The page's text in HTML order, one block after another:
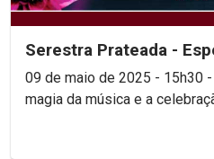
Serestra Prateada -
09 de maio de 2025 - 15h30 -
magia da música e a